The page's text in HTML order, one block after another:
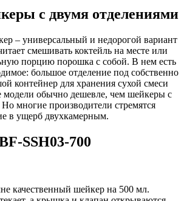
с двумя отделениями
– универсальный и недорогой вариант
смешивать коктейль на месте или
порцию порошка с собой. В нем есть
большое отделение под собственно
контейнер для хранения сухой смеси
модели обычно дешевле, чем шейкеры с
многие производители стремятся
в ущерб двухкамерным.
SSH03-700
качественный шейкер на 500 мл.